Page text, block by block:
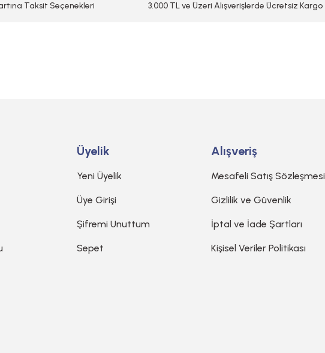
Taksit Seçenekleri 3.000 TL ve Üzeri Alışverişlerde Ücretsiz Kargo
Üyelik
Yeni Üyelik
Üye Girişi
Şifremi Unuttum
Sepet
Alışveriş
Mesafeli Satış Sözleşmesi
Gizlilik ve Güvenlik
İptal ve İade Şartları
Kişisel Veriler Politikası